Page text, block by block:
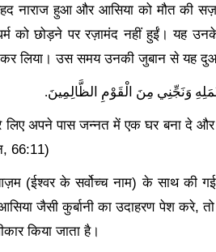
नाराज हुआ और आसिया को मौत की
को छोड़ने पर रज़ामंद नहीं हुईं। यह
कर लिया। उस समय उनकी जुबान से यह
وَنَجِّنِي مِنَ الْقَوْمِ الظَّالِمِينَ.
लिए अपने पास जन्नत में एक घर बना दे
66:11)
(ईश्वर के सर्वोच्च नाम) के साथ की
जैसी कुर्बानी का उदाहरण पेश
किया जाता है।